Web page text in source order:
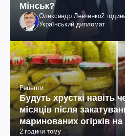
Мінськ?
Олександр Левченко2
Український дипломат
Рецепти
Будуть хрусткі навіть
місяців після
маринованих огірків
2 години тому